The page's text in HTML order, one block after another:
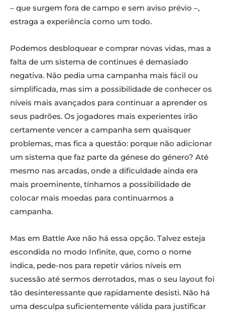
– que surgem fora de campo e sem aviso prévio –,
estraga a experiência como um todo.
Podemos desbloquear e comprar novas vidas, mas a
falta de um sistema de continues é demasiado
negativa. Não pedia uma campanha mais fácil ou
simplificada, mas sim a possibilidade de conhecer os
níveis mais avançados para continuar a aprender os
seus padrões. Os jogadores mais experientes irão
certamente vencer a campanha sem quaisquer
problemas, mas fica a questão: porque não adicionar
um sistema que faz parte da génese do género? Até
mesmo nas arcadas, onde a dificuldade ainda era
mais proeminente, tínhamos a possibilidade de
colocar mais moedas para continuarmos a
campanha.
Mas em Battle Axe não há essa opção. Talvez esteja
escondida no modo Infinite, que, como o nome
indica, pede-nos para repetir vários níveis em
sucessão até sermos derrotados, mas o seu layout foi
tão desinteressante que rapidamente desisti. Não há
uma desculpa suficientemente válida para justificar